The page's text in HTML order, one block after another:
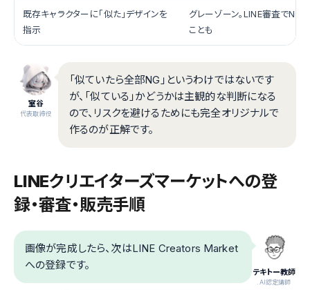
既存キャラクターに「似た」デザインを
指示
グレーゾーン。LINE審査でNG
ことも
室谷
代表取締役
「似ていたら全部NG」というわけではないです
が、「似ている」かどうかは主観的な判断になる
ので、リスクを避けるためにも完全オリジナルで
作るのが正解です。
LINEクリエイターズマーケットへの登
録・審査・販売手順
テキトー教師
.AI認定講師
画像が完成したら、次はLINE Creators Market
への登録です。